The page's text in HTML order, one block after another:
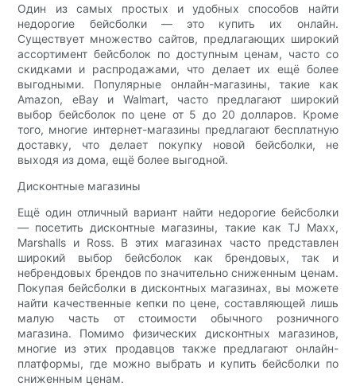
Один из самых простых и удобных способов найти
недорогие бейсболки — это купить их онлайн.
Существует множество сайтов, предлагающих широкий
ассортимент бейсболок по доступным ценам, часто со
скидками и распродажами, что делает их ещё более
выгодными. Популярные онлайн-магазины, такие как
Amazon, eBay и Walmart, часто предлагают широкий
выбор бейсболок по цене от 5 до 20 долларов. Кроме
того, многие интернет-магазины предлагают бесплатную
доставку, что делает покупку новой бейсболки, не
выходя из дома, ещё более выгодной.
Дисконтные магазины
Ещё один отличный вариант найти недорогие бейсболки
— посетить дисконтные магазины, такие как TJ Maxx,
Marshalls и Ross. В этих магазинах часто представлен
широкий выбор бейсболок как брендовых, так и
небрендовых брендов по значительно сниженным ценам.
Покупая бейсболки в дисконтных магазинах, вы можете
найти качественные кепки по цене, составляющей лишь
малую часть от стоимости обычного розничного
магазина. Помимо физических дисконтных магазинов,
многие из этих продавцов также предлагают онлайн-
платформы, где можно выбрать и купить бейсболки по
сниженным ценам.